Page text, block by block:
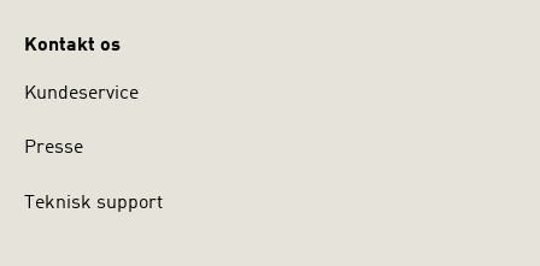
Kontakt os
Kundeservice
Presse
Teknisk support